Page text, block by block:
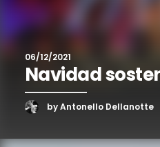
06/12/2021
Navidad
by Antonello Dellanotte